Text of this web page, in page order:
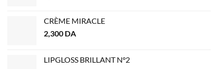
CRÈME MIRACLE
2,300 DA
LIPGLOSS BRILLANT N°2